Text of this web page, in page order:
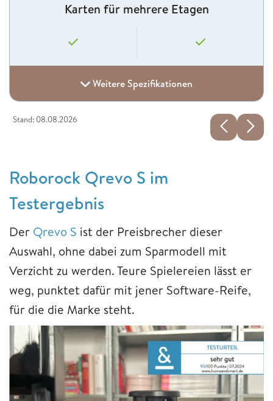
Karten für mehrere Etagen
Weitere Spezifikationen
Stand: 08.08.2026
Roborock Qrevo S im
Testergebnis
Der Qrevo S ist der Preisbrecher dieser
Auswahl, ohne dabei zum Sparmodell mit
Verzicht zu werden. Teure Spielereien lässt er
weg, punktet dafür mit jener Software-Reife,
für die die Marke steht.